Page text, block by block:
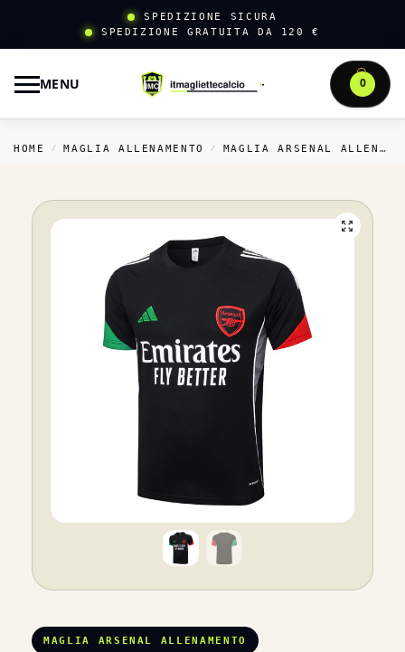
SPEDIZIONE SICURA
SPEDIZIONE GRATUITA DA 120 €
MENU 0
HOME / MAGLIA ALLENAMENTO / MAGLIA ARSENAL ALLENAMENTO
MAGLIA ARSENAL ALLENAMENTO